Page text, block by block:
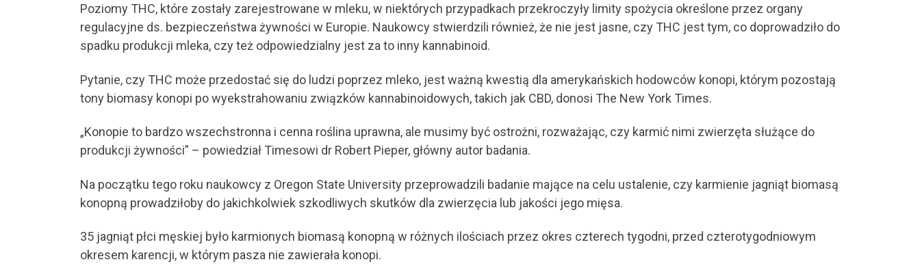
Poziomy THC, które zostały zarejestrowane w mleku, w niektórych przypadkach przekroczyły limity spożycia określone przez organy
regulacyjne ds. bezpieczeństwa żywności w Europie. Naukowcy stwierdzili również, że nie jest jasne, czy THC jest tym, co doprowadziło do
spadku produkcji mleka, czy też odpowiedzialny jest za to inny kannabinoid.
Pytanie, czy THC może przedostać się do ludzi poprzez mleko, jest ważną kwestią dla amerykańskich hodowców konopi, którym pozostają
tony biomasy konopi po wyekstrahowaniu związków kannabinoidowych, takich jak CBD, donosi The New York Times.
„Konopie to bardzo wszechstronna i cenna roślina uprawna, ale musimy być ostrożni, rozważając, czy karmić nimi zwierzęta służące do
produkcji żywności” – powiedział Timesowi dr Robert Pieper, główny autor badania.
Na początku tego roku naukowcy z Oregon State University przeprowadzili badanie mające na celu ustalenie, czy karmienie jagniąt biomasą
konopną prowadziłoby do jakichkolwiek szkodliwych skutków dla zwierzęcia lub jakości jego mięsa.
35 jagniąt płci męskiej było karmionych biomasą konopną w różnych ilościach przez okres czterech tygodni, przed czterotygodniowym
okresem karencji, w którym pasza nie zawierała konopi.